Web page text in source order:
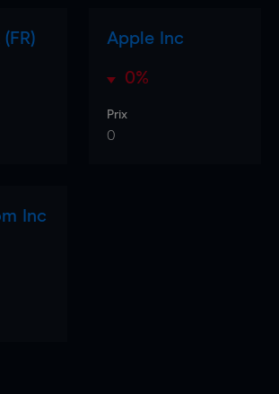
Apple Inc
0%
Prix
0
Inc